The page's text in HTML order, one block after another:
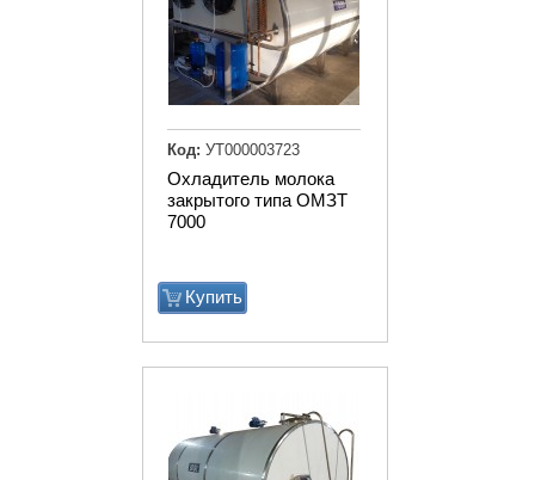
Охладитель молока
закрытого типа ОМЗТ
7000
Купить
Код: УТ000003723